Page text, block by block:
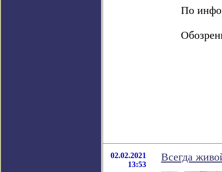
По
02.02.2021
13:53
Всегда